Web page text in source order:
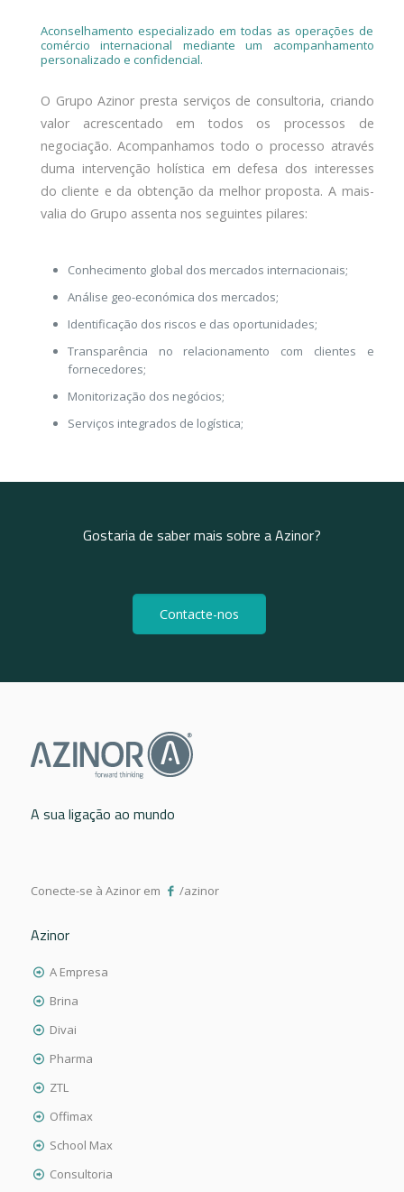
Aconselhamento especializado em todas as operações de
comércio internacional mediante um acompanhamento
personalizado e confidencial.
O Grupo Azinor presta serviços de consultoria, criando
valor acrescentado em todos os processos de
negociação. Acompanhamos todo o processo através
duma intervenção holística em defesa dos interesses
do cliente e da obtenção da melhor proposta. A mais-
valia do Grupo assenta nos seguintes pilares:
Conhecimento global dos mercados internacionais;
Análise geo-económica dos mercados;
Identificação dos riscos e das oportunidades;
Transparência no relacionamento com clientes e
fornecedores;
Monitorização dos negócios;
Serviços integrados de logística;
Gostaria de saber mais sobre a Azinor?
Contacte-nos
A sua ligação ao mundo
Conecte-se à Azinor em /azinor
Azinor
A Empresa
Brina
Divai
Pharma
ZTL
Offimax
School Max
Consultoria